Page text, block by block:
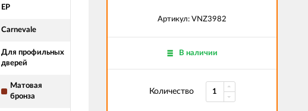
EP
Carnevale
Для профильных
дверей
Матовая
бронза
Артикул: VNZ3982
В наличии
Количество